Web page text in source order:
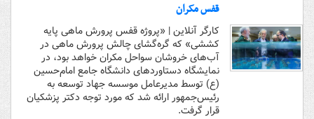
قفس مکران
کارگر آنلاین | «پروژه قفس پرورش ماهی پایه
کششی» که گره‌گشای چالش پرورش ماهی در
آب‌های خروشان سواحل مکران خواهد بود، در
نمایشگاه دستاوردهای دانشگاه جامع امام‌حسین
(ع) توسط مدیرعامل موسسه جهاد توسعه به
رئیس‌جمهور ارائه شد که مورد توجه دکتر پزشکیان
قرار گرفت.